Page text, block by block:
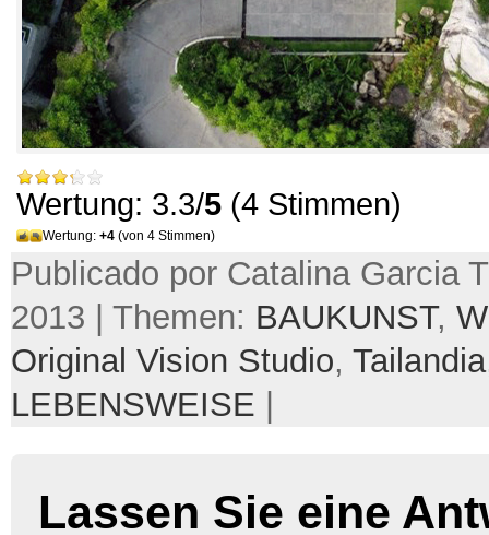
Wertung: 3.3/5 (4 Stimmen)
Wertung: +4 (von 4 Stimmen)
Publicado por Catalina Garcia
2013 | Themen: BAUKUNST,
Original Vision Studio, Tailandia
LEBENSWEISE
Lassen Sie eine